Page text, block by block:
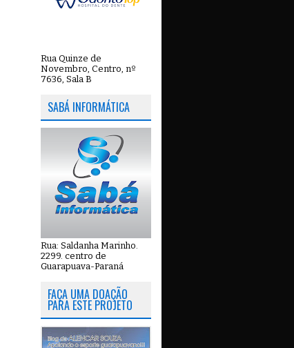
Rua Quinze de
Novembro, Centro, nº
7636, Sala B
SABÁ INFORMÁTICA
Rua: Saldanha Marinho.
2299. centro de
Guarapuava-Paraná
FAÇA UMA DOAÇÃO
PARA ESTE PROJETO